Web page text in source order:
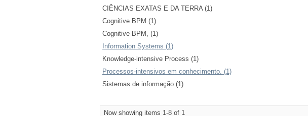
CIÊNCIAS EXATAS E DA TERRA (1)
Cognitive BPM (1)
Cognitive BPM, (1)
Information Systems (1)
Knowledge-intensive Process (1)
Processos-intensivos em conhecimento. (1)
Sistemas de informação (1)
Now showing items 1-8 of 1